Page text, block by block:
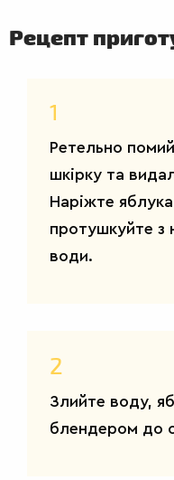
СТРАВИ
Рецепт
1
Ретельно
шкірку та
Наріжте
протушкуйте з
води.
2
Злийте воду,
блендером до